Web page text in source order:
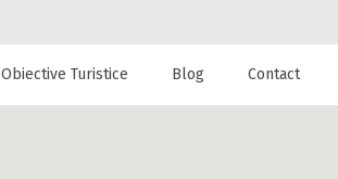
Obiective Turistice Blog Contact